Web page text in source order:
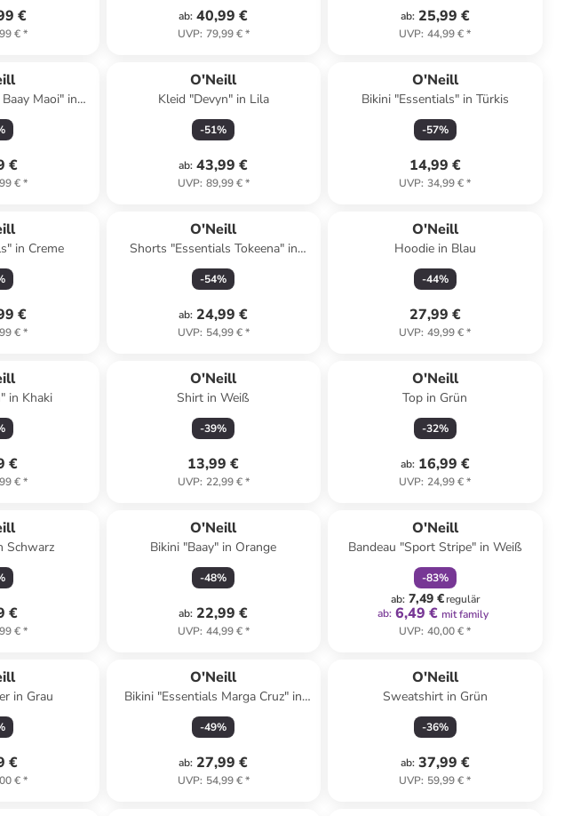
€
€*
ab: 40,99 €
UVP: 79,99 €*
ab: 25,99 €
UVP: 44,99 €*
Maoi" in
€
€*
O'Neill
Kleid "Devyn" in Lila
-51%
ab: 43,99 €
UVP: 89,99 €*
O'Neill
Bikini "Essentials" in Türkis
-57%
14,99 €
UVP: 34,99 €*
in Creme
€
€*
O'Neill
Shorts "Essentials Tokeena" in
Schwarz
-54%
ab: 24,99 €
UVP: 54,99 €*
O'Neill
Hoodie in Blau
-44%
27,99 €
UVP: 49,99 €*
in Khaki
€
€*
O'Neill
Shirt in Weiß
-39%
13,99 €
UVP: 22,99 €*
O'Neill
Top in Grün
-32%
ab: 16,99 €
UVP: 24,99 €*
Schwarz
€
€*
O'Neill
Bikini "Baay" in Orange
-48%
ab: 22,99 €
UVP: 44,99 €*
O'Neill
Bandeau "Sport Stripe" in Weiß
-83%
ab: 7,49 €regulär
ab: 6,49 € mit family
UVP: 40,00 €*
in Grau
€
€*
O'Neill
Bikini "Essentials Marga Cruz" in
Schwarz
-49%
ab: 27,99 €
UVP: 54,99 €*
O'Neill
Sweatshirt in Grün
-36%
ab: 37,99 €
UVP: 59,99 €*